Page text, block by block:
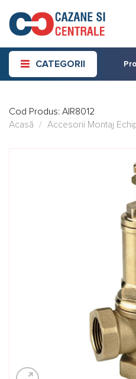
content
CATEGORII
Cod Produs: AIR8012
Acasă
/ Accesorii Montaj